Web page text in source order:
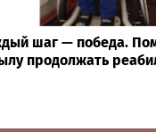
шаг — победа.
продолжать